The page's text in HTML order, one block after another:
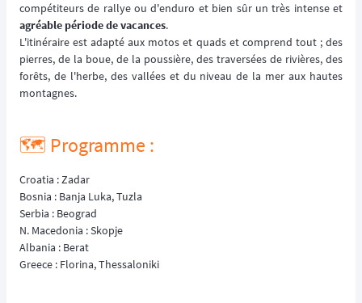
compétiteurs de rallye ou d'enduro et bien sûr un très intense et
agréable période de vacances.
L'itinéraire est adapté aux motos et quads et comprend tout ; des
pierres, de la boue, de la poussière, des traversées de rivières, des
forêts, de l'herbe, des vallées et du niveau de la mer aux hautes
montagnes.
🗺️ Programme :
Croatia : Zadar
Bosnia : Banja Luka, Tuzla
Serbia : Beograd
N. Macedonia : Skopje
Albania : Berat
Greece : Florina, Thessaloniki